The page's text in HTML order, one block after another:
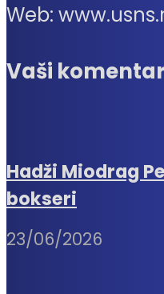
Web:
Vaši
Hadži Miodrag
bokseri
23/06/2026